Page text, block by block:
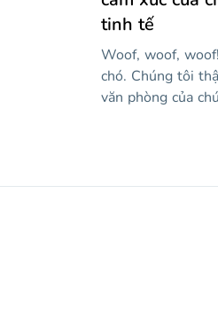
tinh tế
Woof, woof,
chó. Chúng tôi
văn phòng của
rằng chó có
cứu khoa học
khi tổ chức một